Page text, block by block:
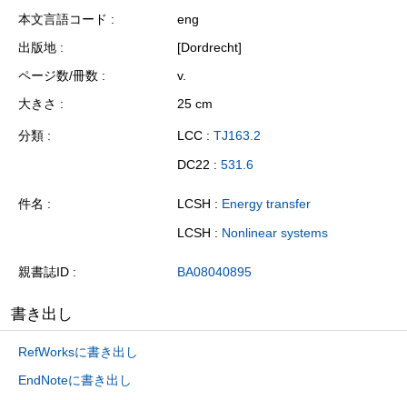
本文言語コード
eng
出版地
[Dordrecht]
ページ数/冊数
v.
大きさ
25 cm
分類 LCC : TJ163.2
DC22 : 531.6
件名 LCSH : Energy transfer
LCSH : Nonlinear systems
親書誌ID BA08040895
書き出し
RefWorksに書き出し
EndNoteに書き出し